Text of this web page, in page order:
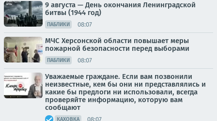
9 августа — День окончания Ленинградской
битвы (1944 год)
ПАБЛИКИ 08:07
МЧС Херсонской области повышает меры
пожарной безопасности перед выборами
ПАБЛИКИ 08:07
Уважаемые граждане. Если вам позвонили
неизвестные, кем бы они ни представлялись и
какие бы предлоги ни использовали, всегда
проверяйте информацию, которую вам
сообщают
КАХОВКА 08:07